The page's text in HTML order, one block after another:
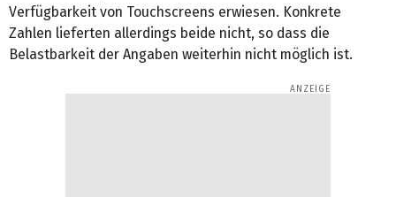
Verfügbarkeit von Touchscreens erwiesen. Konkrete
Zahlen lieferten allerdings beide nicht, so dass die
Belastbarkeit der Angaben weiterhin nicht möglich ist.